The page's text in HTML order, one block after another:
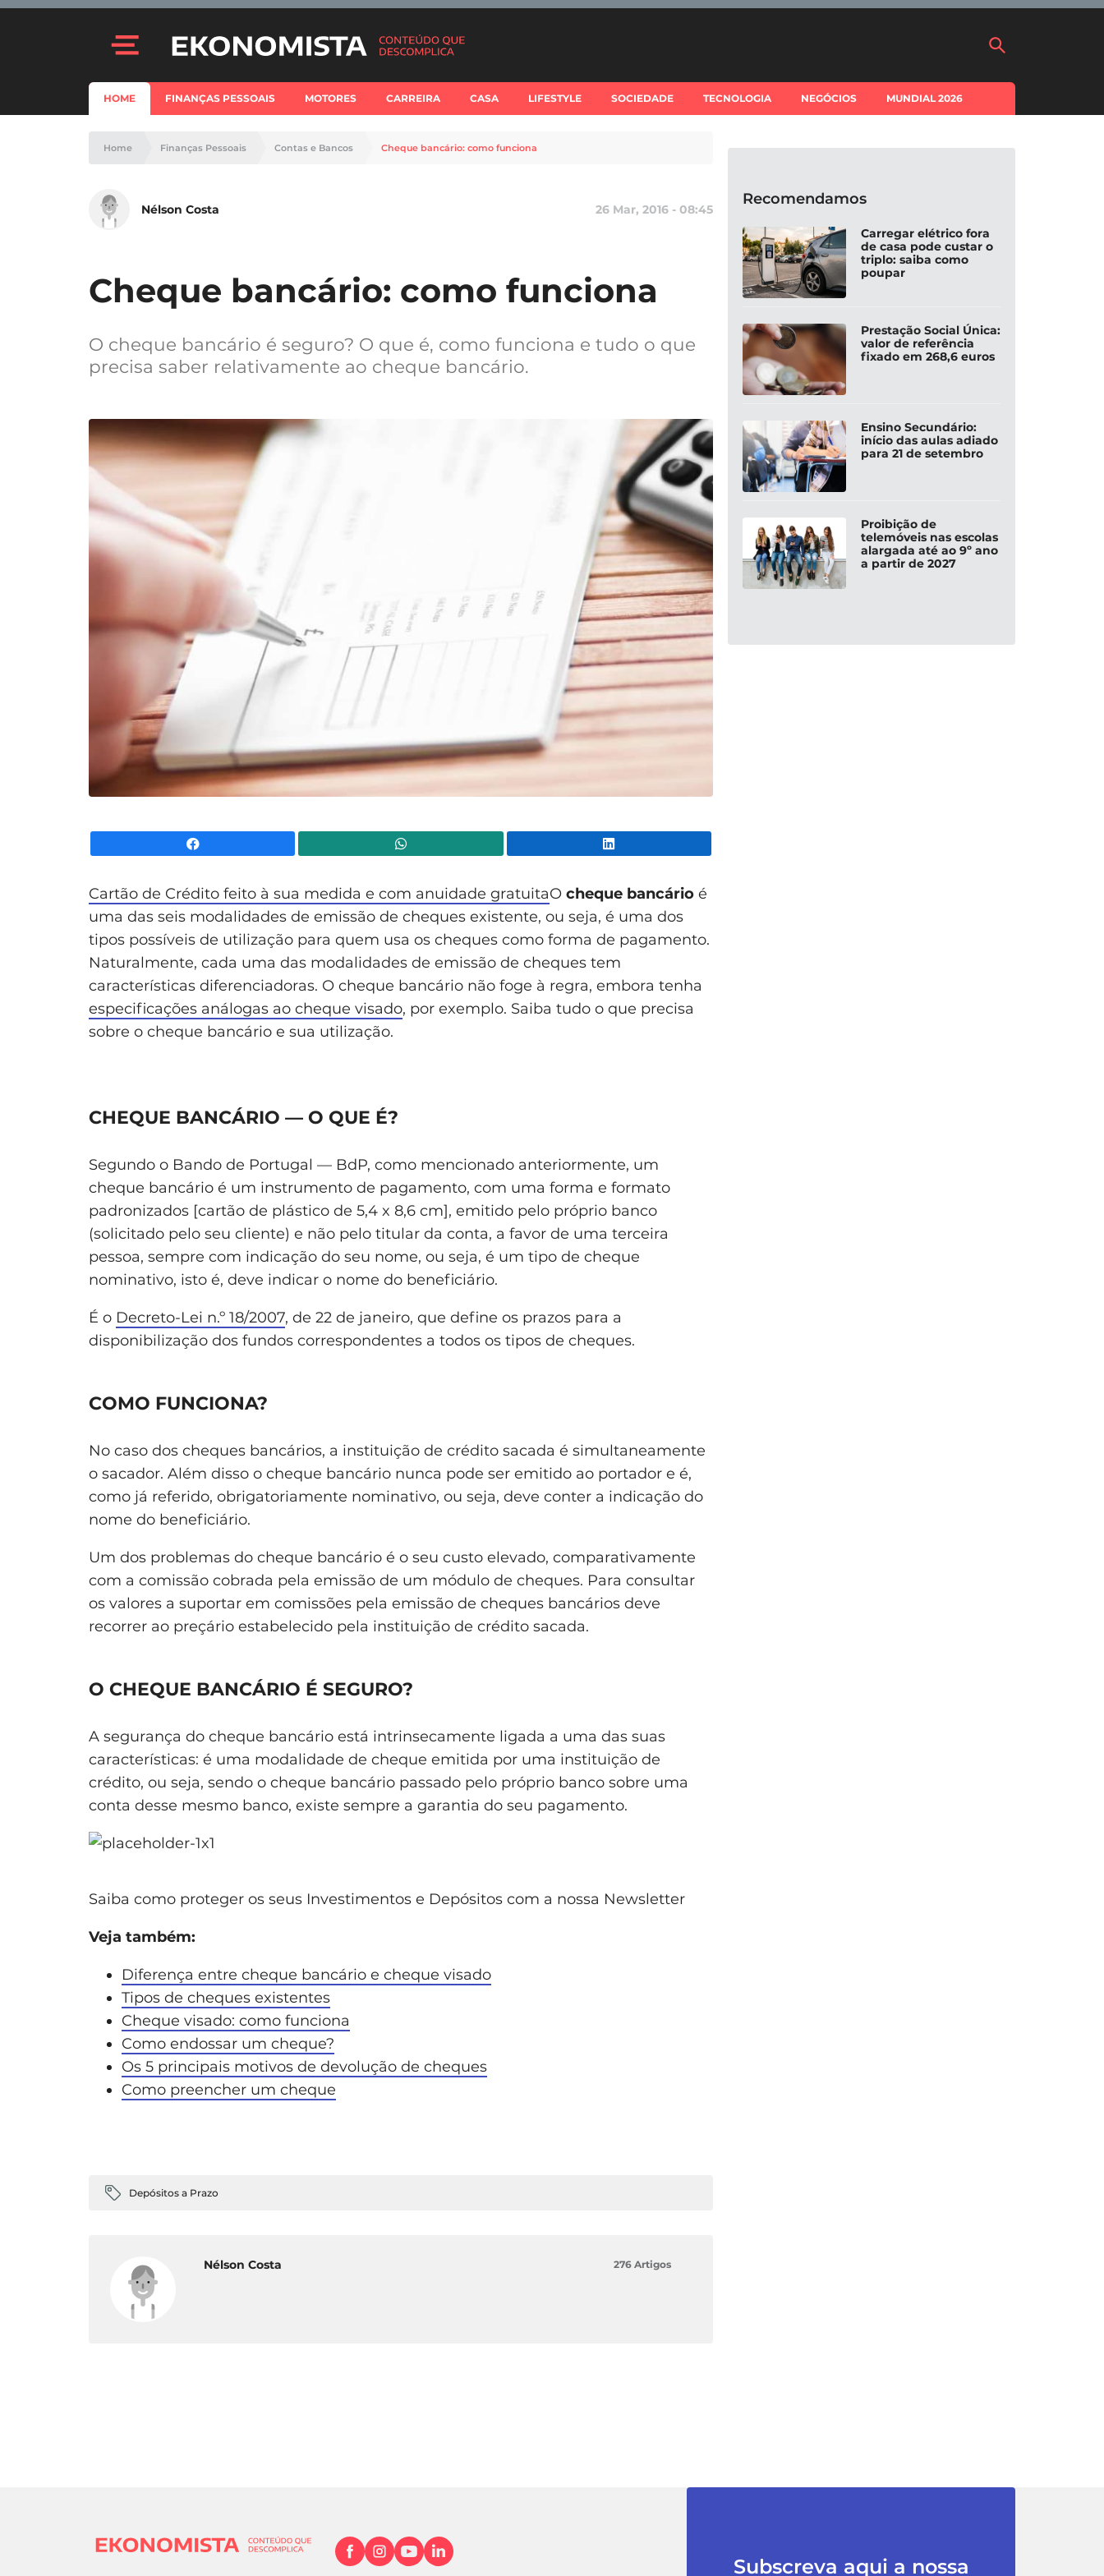
HOME FINANÇAS PESSOAIS MOTORES CARREIRA CASA LIFESTYLE SOCIEDADE TECNOLOGIA NEGÓCIOS MUNDIAL 2026
Home Finanças Pessoais Contas e Bancos Cheque bancário: como funciona
Nélson Costa 26 Mar, 2016 - 08:45
Cheque bancário: como funciona
O cheque bancário é seguro? O que é, como funciona e tudo o que
precisa saber relativamente ao cheque bancário.
Cartão de Crédito feito à sua medida e com anuidade gratuitaO cheque bancário é
uma das seis modalidades de emissão de cheques existente, ou seja, é uma dos
tipos possíveis de utilização para quem usa os cheques como forma de pagamento.
Naturalmente, cada uma das modalidades de emissão de cheques tem
características diferenciadoras. O cheque bancário não foge à regra, embora tenha
especificações análogas ao cheque visado, por exemplo. Saiba tudo o que precisa
sobre o cheque bancário e sua utilização.
CHEQUE BANCÁRIO — O QUE É?
Segundo o Bando de Portugal — BdP, como mencionado anteriormente, um
cheque bancário é um instrumento de pagamento, com uma forma e formato
padronizados [cartão de plástico de 5,4 x 8,6 cm], emitido pelo próprio banco
(solicitado pelo seu cliente) e não pelo titular da conta, a favor de uma terceira
pessoa, sempre com indicação do seu nome, ou seja, é um tipo de cheque
nominativo, isto é, deve indicar o nome do beneficiário.
É o Decreto-Lei n.º 18/2007, de 22 de janeiro, que define os prazos para a
disponibilização dos fundos correspondentes a todos os tipos de cheques.
COMO FUNCIONA?
No caso dos cheques bancários, a instituição de crédito sacada é simultaneamente
o sacador. Além disso o cheque bancário nunca pode ser emitido ao portador e é,
como já referido, obrigatoriamente nominativo, ou seja, deve conter a indicação do
nome do beneficiário.
Um dos problemas do cheque bancário é o seu custo elevado, comparativamente
com a comissão cobrada pela emissão de um módulo de cheques. Para consultar
os valores a suportar em comissões pela emissão de cheques bancários deve
recorrer ao preçário estabelecido pela instituição de crédito sacada.
O CHEQUE BANCÁRIO É SEGURO?
A segurança do cheque bancário está intrinsecamente ligada a uma das suas
características: é uma modalidade de cheque emitida por uma instituição de
crédito, ou seja, sendo o cheque bancário passado pelo próprio banco sobre uma
conta desse mesmo banco, existe sempre a garantia do seu pagamento.
Saiba como proteger os seus Investimentos e Depósitos com a nossa Newsletter
Veja também:
Diferença entre cheque bancário e cheque visado
Tipos de cheques existentes
Cheque visado: como funciona
Como endossar um cheque?
Os 5 principais motivos de devolução de cheques
Como preencher um cheque
Depósitos a Prazo
Nélson Costa 276 Artigos
Recomendamos
Carregar elétrico fora
de casa pode custar o
triplo: saiba como
poupar
Prestação Social Única:
valor de referência
fixado em 268,6 euros
Ensino Secundário:
início das aulas adiado
para 21 de setembro
Proibição de
telemóveis nas escolas
alargada até ao 9º ano
a partir de 2027
Subscreva aqui a nossa